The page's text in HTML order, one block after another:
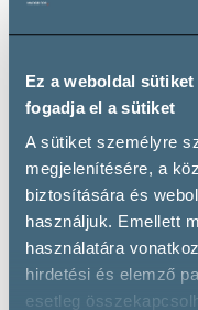
Ez a weboldal
fogadja el a sütiket
A sütiket személyre
megjelenítésére, a
biztosítására és
használjuk. Emellett
használatára
hirdetési és elemző
esetleg
Wine Paris